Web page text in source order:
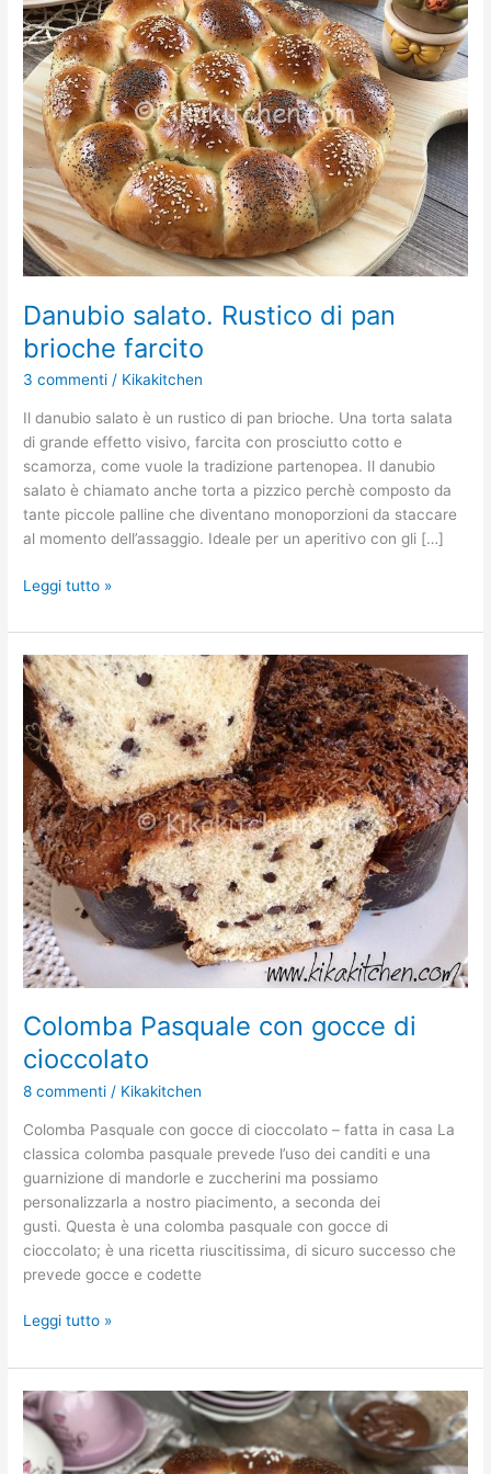
Danubio salato. Rustico di pan
brioche farcito
3 commenti / Kikakitchen
Il danubio salato è un rustico di pan brioche. Una torta salata
di grande effetto visivo, farcita con prosciutto cotto e
scamorza, come vuole la tradizione partenopea. Il danubio
salato è chiamato anche torta a pizzico perchè composto da
tante piccole palline che diventano monoporzioni da staccare
al momento dell’assaggio. Ideale per un aperitivo con gli […]
di
pan
brioche
farcito
Leggi tutto »
Colomba Pasquale con gocce di
cioccolato
8 commenti / Kikakitchen
Colomba Pasquale con gocce di cioccolato – fatta in casa La
classica colomba pasquale prevede l’uso dei canditi e una
guarnizione di mandorle e zuccherini ma possiamo
personalizzarla a nostro piacimento, a seconda dei
gusti. Questa è una colomba pasquale con gocce di
cioccolato; è una ricetta riuscitissima, di sicuro successo che
prevede gocce e codette
Colomba
Pasquale
con
gocce
di
cioccolato
Leggi tutto »
Danubio
alla
nutella.